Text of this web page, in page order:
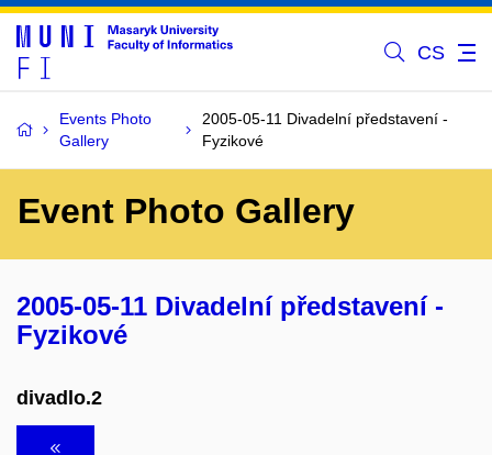
CS
Events Photo
Gallery
2005-05-11 Divadelní představení -
Fyzikové
Event Photo Gallery
2005-05-11 Divadelní představení -
Fyzikové
divadlo.2